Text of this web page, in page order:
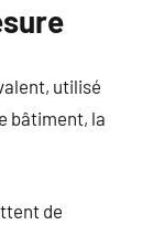
utilisé
bâtiment, la
de